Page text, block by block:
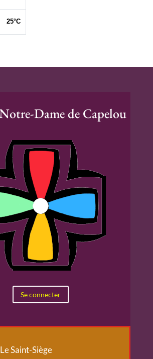
Dame de Capelou
Se connecter
Le Saint-Siège